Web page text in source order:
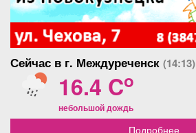
Сейчас в г. Междуреченск (14:13)
16.4 Co
небольшой дождь
Подробнее